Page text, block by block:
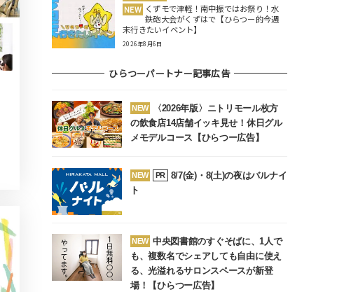
NEW くずモで津軽！南中振ではお祭り！水
鉄砲大会がくずはで【ひらつー的今週
末行きたいイベント】
2026年8月6日
ひらつーパートナー記事広告
NEW
〈2026年版〉ニトリモール枚方
の飲食店14店舗イッキ見せ！休日グル
メモデルコース【ひらつー広告】
NEW PR
8/7(金)・8(土)の夜はバルナイ
ト
NEW 中央図書館のすぐそばに、1人で
も、複数名でシェアしても自由に使え
る、光溢れるサロンスペースが新登
場！【ひらつー広告】